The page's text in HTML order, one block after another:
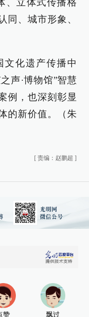
、立体式传播格
同、城市形象、
文化遗产传播中
声·博物馆”智慧
例，也深刻彰显
的新价值。（朱
[ 责编：赵鹏超 ]
赞 飘过